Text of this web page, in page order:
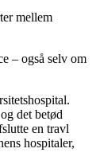
mellem
– også selv om
det betød
en travl
hospitaler,